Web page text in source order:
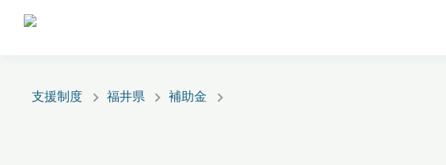
支援制度 福井県 補助金